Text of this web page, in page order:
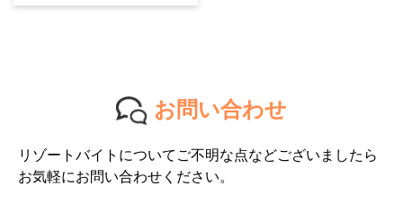
お問い合わせ
リゾートバイトについてご不明な点などございましたら
お気軽にお問い合わせください。